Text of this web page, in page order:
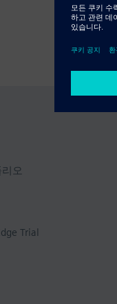
오
Trial